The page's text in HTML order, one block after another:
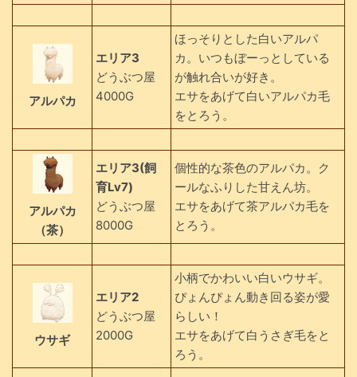
アルパカ
エリア3
どうぶつ屋
4000G
ほっそりとした白いアルパ
カ。いつもぼーっとしている
が触れ合いが好き。
エサをあげて白いアルパカ毛
をとろう。
アルパカ
（茶）
エリア3(飼
育Lv7)
どうぶつ屋
8000G
個性的な茶色のアルパカ。ク
ールなふりした甘えん坊。
エサをあげて茶アルパカ毛を
とろう。
ウサギ
エリア2
どうぶつ屋
2000G
小柄でかわいい白いウサギ。
ぴょんぴょん動き回る姿が愛
らしい！
エサをあげて白うさぎ毛をと
ろう。